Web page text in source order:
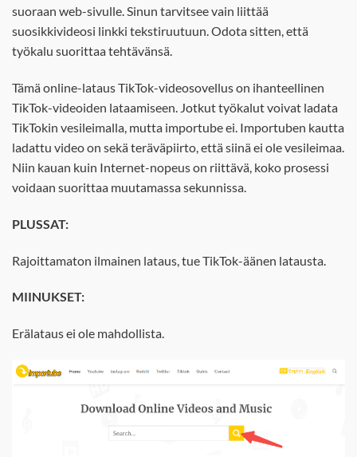
suoraan web-sivulle. Sinun tarvitsee vain liittää
suosikkivideosi linkki tekstiruutuun. Odota sitten, että
työkalu suorittaa tehtävänsä.
Tämä online-lataus TikTok-videosovellus on ihanteellinen
TikTok-videoiden lataamiseen. Jotkut työkalut voivat ladata
TikTokin vesileimalla, mutta importube ei. Importuben kautta
ladattu video on sekä teräväpiirto, että siinä ei ole vesileimaa.
Niin kauan kuin Internet-nopeus on riittävä, koko prosessi
voidaan suorittaa muutamassa sekunnissa.
PLUSSAT:
Rajoittamaton ilmainen lataus, tue TikTok-äänen latausta.
MIINUKSET:
Erälataus ei ole mahdollista.